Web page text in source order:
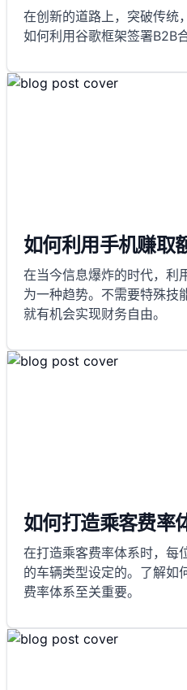
在创新的道路上，突破传统
如何利用谷歌框架签署B2B
如何利用手机赚取
在当今信息爆炸的时代，利
为一种趋势。不需要特殊技
就有机会实现财务自由。
如何打造乘客费率
在打造乘客费率体系时，每
的车辆类型设定的。了解如
费率体系至关重要。